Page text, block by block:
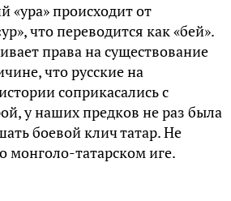
«ура» происходит от
что переводится как «бей».
права на существование
что русские на
соприкасались с
у наших предков не раз была
боевой клич татар. Не
монголо-татарском иге.